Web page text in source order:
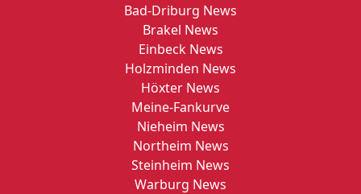
Bad-Driburg News
Brakel News
Einbeck News
Holzminden News
Höxter News
Meine-Fankurve
Nieheim News
Northeim News
Steinheim News
Warburg News